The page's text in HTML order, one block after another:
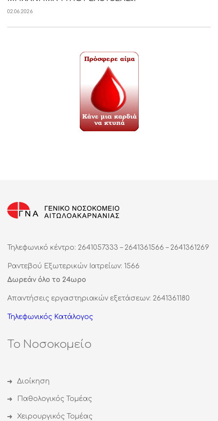
02.06.2026
Τηλεφωνικό κέντρο: 2641057333 – 2641361566 – 2641361269
Ραντεβού Εξωτερικών Ιατρείων: 1566
Δωρεάν όλο το 24ωρο
Απαντήσεις εργαστηριακών εξετάσεων: 2641361180
Τηλεφωνικός Κατάλογος
Το Νοσοκομείο
Διοίκηση
Παθολογικός Τομέας
Χειρουργικός Τομέας